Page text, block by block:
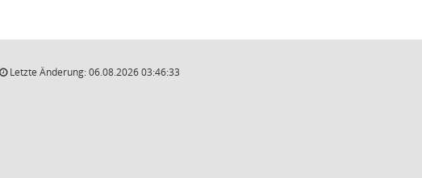
Letzte Änderung: 06.08.2026 03:46:33